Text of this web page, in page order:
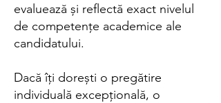
evaluează și reflectă exact nivelul
de competențe academice ale
candidatului.
Dacă îți dorești o pregătire
individuală excepțională, o